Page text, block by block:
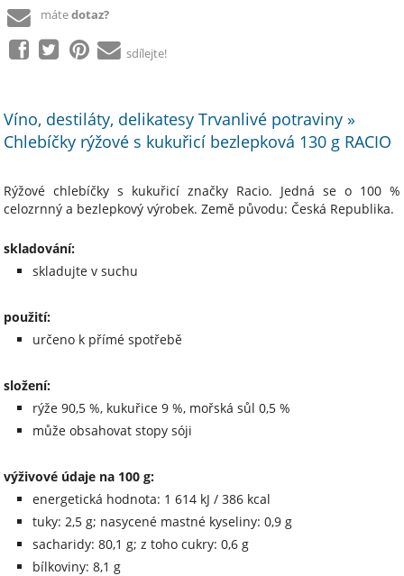
mátedotaz?
sdílejte!
Víno, destiláty, delikatesy Trvanlivé potraviny »
Chlebíčky rýžové s kukuřicí bezlepková 130 g RACIO
Rýžové chlebíčky s kukuřicí značky Racio. Jedná se o 100 %
celozrnný a bezlepkový výrobek. Země původu: Česká Republika.
skladování:
skladujte v suchu
použití:
určeno k přímé spotřebě
složení:
rýže 90,5 %, kukuřice 9 %, mořská sůl 0,5 %
může obsahovat stopy sóji
výživové údaje na 100 g:
energetická hodnota: 1 614 kJ / 386 kcal
tuky: 2,5 g; nasycené mastné kyseliny: 0,9 g
sacharidy: 80,1 g; z toho cukry: 0,6 g
bílkoviny: 8,1 g